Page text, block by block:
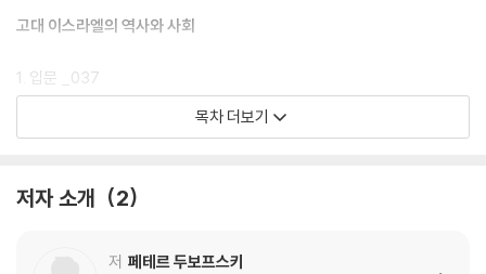
고대 이스라엘의 역사와 사회
1. 입문 _037
2. 이스라엘 이전의 가나안(기원전 15-12세기) _039
2.2.1. 지리와 자원, 그리고 그것이 지정학에 미친 영향 _040
2.2.3. 이집트(18왕조) _042
목차 더보기
저자 소개 2
저 페테르 두보프스키